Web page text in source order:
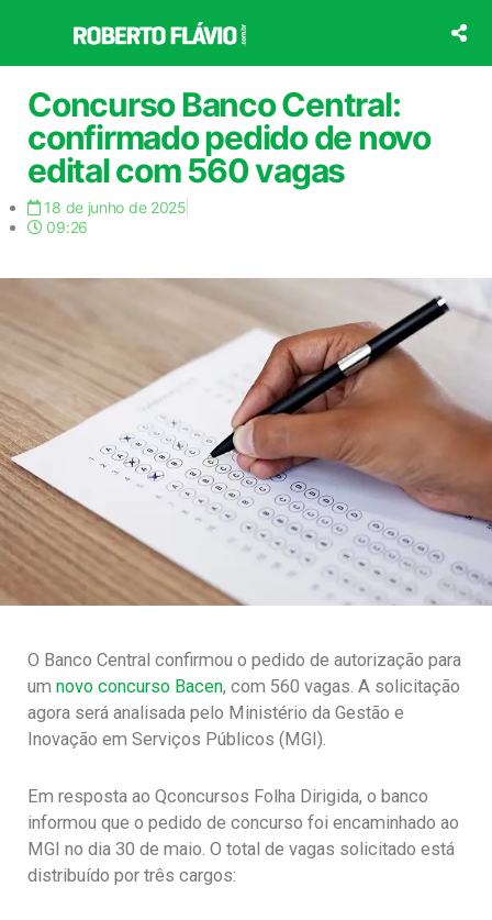
o
conteúdo
Concurso Banco Central:
confirmado pedido de novo
edital com 560 vagas
18 de junho de 2025
09:26
O Banco Central confirmou o pedido de autorização para
um novo concurso Bacen, com 560 vagas. A solicitação
agora será analisada pelo Ministério da Gestão e
Inovação em Serviços Públicos (MGI).
Em resposta ao Qconcursos Folha Dirigida, o banco
informou que o pedido de concurso foi encaminhado ao
MGI no dia 30 de maio. O total de vagas solicitado está
distribuído por três cargos: